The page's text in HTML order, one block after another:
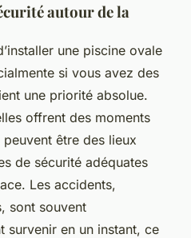
autour de la
une piscine ovale
si vous avez des
une priorité absolue.
offrent des moments
être des lieux
de sécurité adéquates
Les accidents,
sont souvent
survenir en un instant, ce